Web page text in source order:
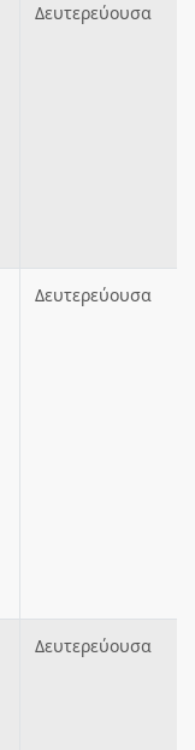
Δευτερεύουσα
Δευτερεύουσα
Δευτερεύουσα